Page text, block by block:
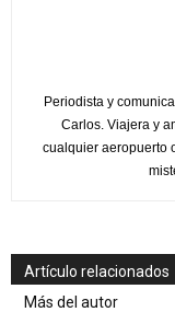
Periodista y
Carlos. Viajera y
cualquier aeropuerto
Artículo relacionados
Más del autor